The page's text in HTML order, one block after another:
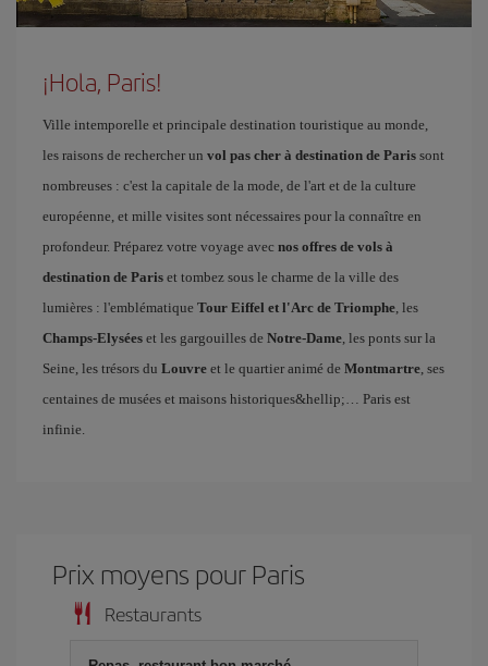
¡Hola, Paris!
Ville intemporelle et principale destination touristique au monde,
les raisons de rechercher un vol pas cher à destination de Paris sont
nombreuses : c'est la capitale de la mode, de l'art et de la culture
européenne, et mille visites sont nécessaires pour la connaître en
profondeur. Préparez votre voyage avec nos offres de vols à
destination de Paris et tombez sous le charme de la ville des
lumières : l'emblématique Tour Eiffel et l'Arc de Triomphe, les
Champs-Elysées et les gargouilles de Notre-Dame, les ponts sur la
Seine, les trésors du Louvre et le quartier animé de Montmartre, ses
centaines de musées et maisons historiques&hellip;… Paris est
infinie.
Prix ​​moyens pour Paris
Restaurants